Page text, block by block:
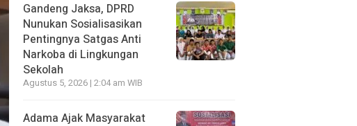
Gandeng Jaksa, DPRD
Nunukan Sosialisasikan
Pentingnya Satgas Anti
Narkoba di Lingkungan
Sekolah
Agustus 5, 2026 | 2:04 am WIB
Adama Ajak Masyarakat